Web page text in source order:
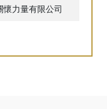
懷力量有限公司